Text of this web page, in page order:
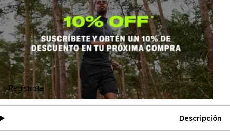
Regístrate
Descripción